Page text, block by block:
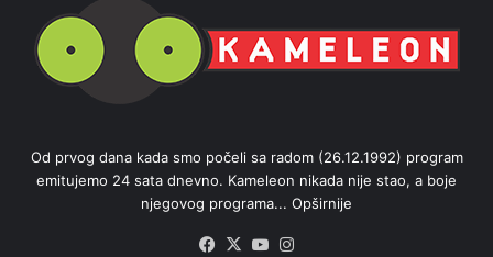
Od prvog dana kada smo počeli sa radom (26.12.1992) program
emitujemo 24 sata dnevno. Kameleon nikada nije stao, a boje
njegovog programa... Opširnije
Facebook
X YouTube